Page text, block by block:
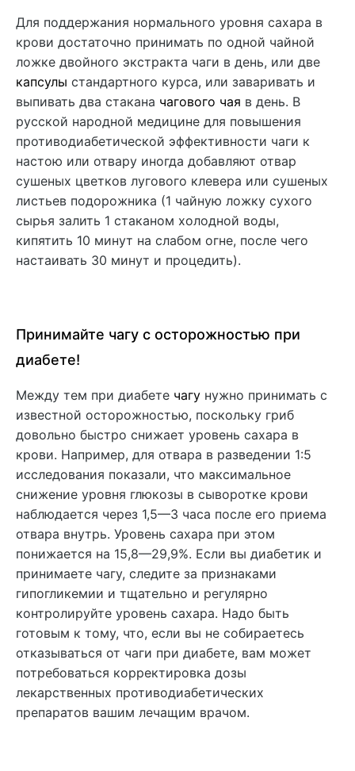
Для поддержания нормального уровня сахара в
крови достаточно принимать по одной чайной
ложке двойного экстракта чаги в день, или две
капсулы стандартного курса, или заваривать и
выпивать два стакана чагового чая в день. В
русской народной медицине для повышения
противодиабетической эффективности чаги к
настою или отвару иногда добавляют отвар
сушеных цветков лугового клевера или сушеных
листьев подорожника (1 чайную ложку сухого
сырья залить 1 стаканом холодной воды,
кипятить 10 минут на слабом огне, после чего
настаивать 30 минут и процедить).
Принимайте чагу с осторожностью при
диабете!
Между тем при диабете чагу нужно принимать с
известной осторожностью, поскольку гриб
довольно быстро снижает уровень сахара в
крови. Например, для отвара в разведении 1:5
исследования показали, что максимальное
снижение уровня глюкозы в сыворотке крови
наблюдается через 1,5—3 часа после его приема
отвара внутрь. Уровень сахара при этом
понижается на 15,8—29,9%. Если вы диабетик и
принимаете чагу, следите за признаками
гипогликемии и тщательно и регулярно
контролируйте уровень сахара. Надо быть
готовым к тому, что, если вы не собираетесь
отказываться от чаги при диабете, вам может
потребоваться корректировка дозы
лекарственных противодиабетических
препаратов вашим лечащим врачом.